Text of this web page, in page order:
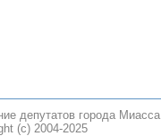
депутатов города Миасса
(c) 2004-2025